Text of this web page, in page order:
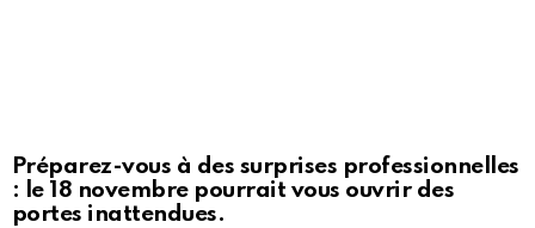
Préparez-vous à des surprises professionnelles
: le 18 novembre pourrait vous ouvrir des
portes inattendues.